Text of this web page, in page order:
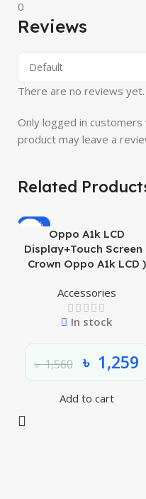
0
Reviews
There are no reviews yet.
Only logged in
product may leave a
Related
-19%
Oppo A1k LCD
Display+Touch Screen
Crown Oppo A1k LCD )
Accessories
In stock
৳1,560 ৳ 1,259
Add to cart